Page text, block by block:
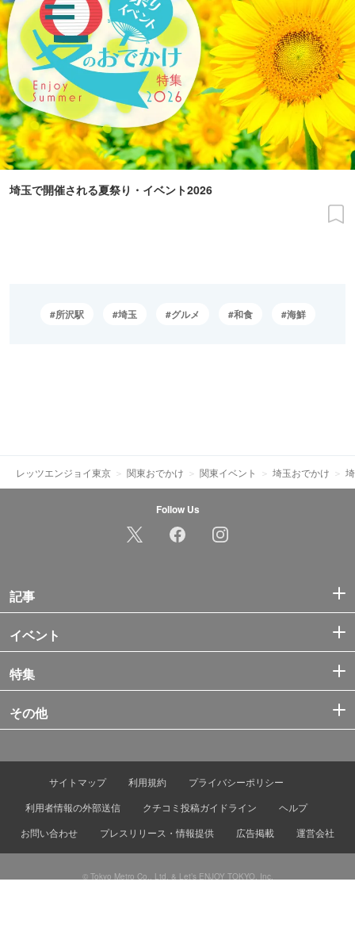
埼玉で開催される夏祭り・イベント2026
所沢駅 埼玉 グルメ 和食 海鮮
レッツエンジョイ東京 関東おでかけ 関東イベント 埼玉おでかけ
Follow Us
記事
イベント
特集
その他
サイトマップ 利用規約
プライバシーポリシー
利用者情報の外部送信
クチコミ投稿ガイドライン
ヘルプ
お問い合わせ
プレスリリース・情報提供 広告掲載 運営会社
© Tokyo Metro Co., Ltd. & Let’s ENJOY TOKYO, Inc.